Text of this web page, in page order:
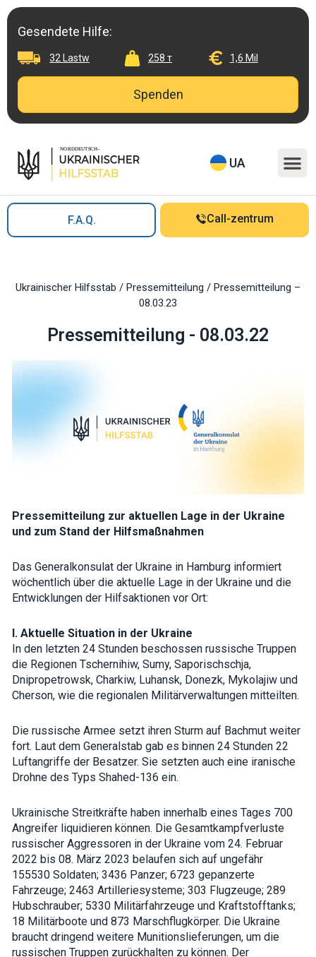
Skip
to
contentGesendete Hilfe:
32 Lastw 258 т 1,6 Mil
Spenden
UA
F.A.Q. Call-zentrum
Ukrainischer Hilfsstab / Pressemitteilung / Pressemitteilung –
08.03.23
Pressemitteilung - 08.03.22
Pressemitteilung zur aktuellen Lage in der Ukraine
und zum Stand der Hilfsmaßnahmen
Das Generalkonsulat der Ukraine in Hamburg informiert
wöchentlich über die aktuelle Lage in der Ukraine und die
Entwicklungen der Hilfsaktionen vor Ort:
I. Aktuelle Situation in der Ukraine
In den letzten 24 Stunden beschossen russische Truppen
die Regionen Tschernihiw, Sumy, Saporischschja,
Dnipropetrowsk, Charkiw, Luhansk, Donezk, Mykolajiw und
Cherson, wie die regionalen Militärverwaltungen mitteilten.
Die russische Armee setzt ihren Sturm auf Bachmut weiter
fort. Laut dem Generalstab gab es binnen 24 Stunden 22
Luftangriffe der Besatzer. Sie setzten auch eine iranische
Drohne des Typs Shahed-136 ein.
Ukrainische Streitkräfte haben innerhalb eines Tages 700
Angreifer liquidieren können. Die Gesamtkampfverluste
russischer Aggressoren in der Ukraine vom 24. Februar
2022 bis 08. März 2023 belaufen sich auf ungefähr
155530 Soldaten; 3436 Panzer; 6723 gepanzerte
Fahrzeuge; 2463 Artilleriesysteme; 303 Flugzeuge; 289
Hubschrauber; 5330 Militärfahrzeuge und Kraftstofftanks;
18 Militärboote und 873 Marschflugkörper. Die Ukraine
braucht dringend weitere Munitionslieferungen, um die
russischen Truppen zurückhalten zu können. Der
Necessary
These
cookies are
not optional.
to function.
Statistics
us to
improve the
website's
functionality
based on
how the
website is
used.
our website
to perform
possible
cookies,
some
functionality
will
disappear
website.
Marketing
By sharing
your